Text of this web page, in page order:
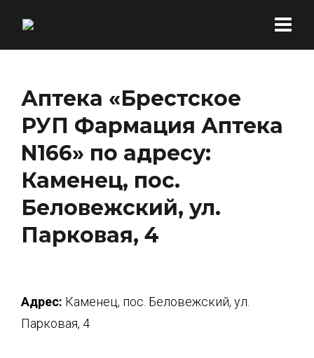
Аптека «Брестское
РУП Фармация Аптека
N166» по адресу:
Каменец, пос.
Беловежский, ул.
Парковая, 4
Адрес: Каменец, пос. Беловежский, ул.
Парковая, 4